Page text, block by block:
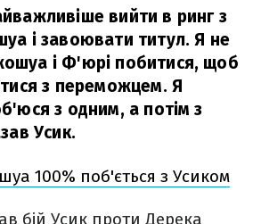
вийти в ринг з
і завоювати титул. Я не
і Ф'юрі побитися, щоб
з переможцем. Я
з одним, а потім з
Усик.
100% поб'ється з Усиком
бій Усик проти Дерека